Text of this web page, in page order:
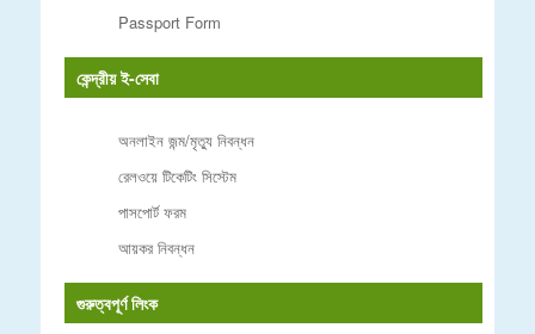
Passport Form
কেন্দ্রীয় ই-সেবা
অনলাইন জন্ম/মৃত্যু নিবন্ধন
রেলওয়ে টিকেটিং সিস্টেম
পাসপোর্ট ফরম
আয়কর নিবন্ধন
গুরুত্বপূর্ণ লিংক